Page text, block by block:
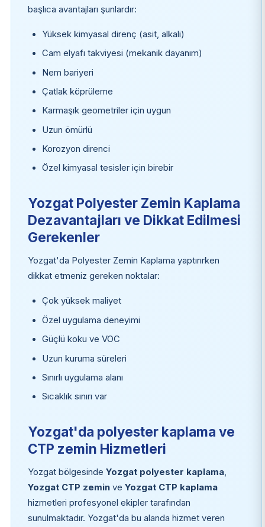
başlıca avantajları şunlardır:
Yüksek kimyasal direnç (asit, alkali)
Cam elyafı takviyesi (mekanik dayanım)
Nem bariyeri
Çatlak köprüleme
Karmaşık geometriler için uygun
Uzun ömürlü
Korozyon direnci
Özel kimyasal tesisler için birebir
Yozgat Polyester Zemin Kaplama
Dezavantajları ve Dikkat Edilmesi
Gerekenler
Yozgat'da Polyester Zemin Kaplama yaptırırken
dikkat etmeniz gereken noktalar:
Çok yüksek maliyet
Özel uygulama deneyimi
Güçlü koku ve VOC
Uzun kuruma süreleri
Sınırlı uygulama alanı
Sıcaklık sınırı var
Yozgat'da polyester kaplama ve
CTP zemin Hizmetleri
Yozgat bölgesinde Yozgat polyester kaplama,
Yozgat CTP zeminve Yozgat CTP kaplama
hizmetleri profesyonel ekipler tarafından
sunulmaktadır. Yozgat'da bu alanda hizmet veren